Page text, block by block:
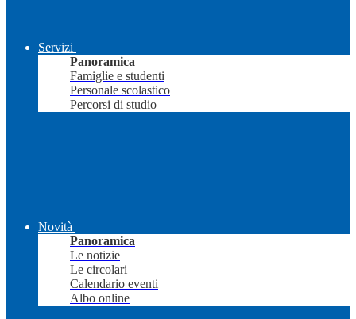
Servizi
Panoramica
Famiglie e studenti
Personale scolastico
Percorsi di studio
Novità
Panoramica
Le notizie
Le circolari
Calendario eventi
Albo online